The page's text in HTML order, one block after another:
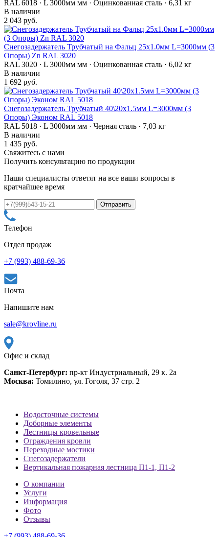
RAL 6018 · L 3000мм мм · Оцинкованная сталь · 6,31 кг
В наличии
2 043 руб.
Снегозадержатель Трубчатый на Фальц 25х1.0мм L=3000мм (3
Опоры) Zn RAL 3020
RAL 3020 · L 3000мм мм · Оцинкованная сталь · 6,02 кг
В наличии
1 692 руб.
Снегозадержатель Трубчатый 40\20х1.5мм L=3000мм (3
Опоры) Эконом RAL 5018
RAL 5018 · L 3000мм мм · Черная сталь · 7,03 кг
В наличии
1 435 руб.
Свяжитесь с нами
Получить консультацию по продукции
Наши специалисты ответят на все ваши вопросы в
кратчайшее время
Телефон
Отдел продаж
+7 (993) 488-69-36
Почта
Напишите нам
sale@krovline.ru
Офис и склад
Санкт-Петербург: пр-кт Индустриальный, 29 к. 2а
Москва: Томилино, ул. Гоголя, 37 стр. 2
Водосточные системы
Доборные элементы
Лестницы кровельные
Ограждения кровли
Переходные мостики
Снегозадержатели
Вертикальная пожарная лестница П1-1, П1-2
О компании
Услуги
Информация
Фото
Отзывы